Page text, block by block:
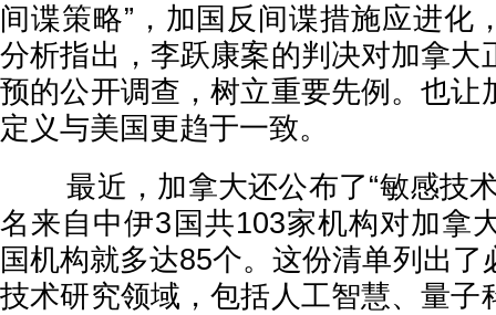
间谍策略”，加国反间谍措施应进化
分析指出，李跃康案的判决对加拿大
预的公开调查，树立重要先例。也让
定义与美国更趋于一致。
最近，加拿大还公布了“敏感技术
名来自中伊3国共103家机构对加拿
国机构就多达85个。这份清单列出
技术研究领域，包括人工智慧、量子